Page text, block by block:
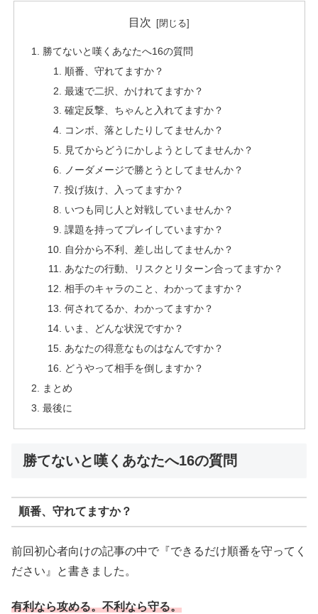
目次
勝てないと嘆くあなたへ16の質問
順番、守れてますか？
最速で二択、かけれてますか？
確定反撃、ちゃんと入れてますか？
コンボ、落としたりしてませんか？
見てからどうにかしようとしてませんか？
ノーダメージで勝とうとしてませんか？
投げ抜け、入ってますか？
いつも同じ人と対戦していませんか？
課題を持ってプレイしていますか？
自分から不利、差し出してませんか？
あなたの行動、リスクとリターン合ってますか？
相手のキャラのこと、わかってますか？
何されてるか、わかってますか？
いま、どんな状況ですか？
あなたの得意なものはなんですか？
どうやって相手を倒しますか？
まとめ
最後に
勝てないと嘆くあなたへ16の質問
順番、守れてますか？
前回初心者向けの記事の中で『できるだけ順番を守ってく
ださい』と書きました。
有利なら攻める。不利なら守る。